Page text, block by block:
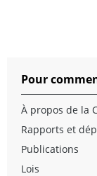
Pour
À propos de la
Rapports et
Publications
Lois